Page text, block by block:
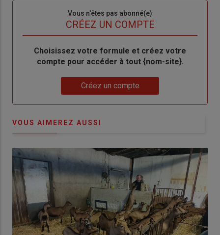
Vous n'êtes pas abonné(e)
CRÉEZ UN COMPTE
BodyChoisissez votre formule et créez votre
compte pour accéder à tout {nom-site}.
Créez un compte
VOUS AIMEREZ AUSSI